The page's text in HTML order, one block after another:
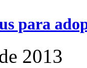
para
2013